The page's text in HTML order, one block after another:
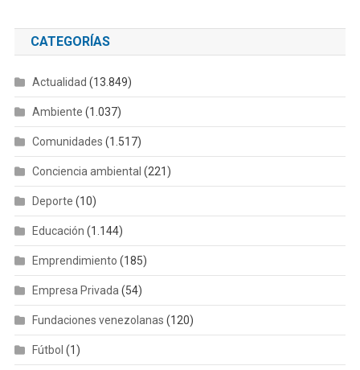
CATEGORÍAS
Actualidad (13.849)
Ambiente (1.037)
Comunidades (1.517)
Conciencia ambiental (221)
Deporte (10)
Educación (1.144)
Emprendimiento (185)
Empresa Privada (54)
Fundaciones venezolanas (120)
Fútbol (1)